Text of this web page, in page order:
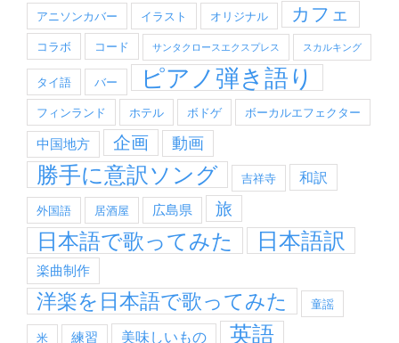
アニソンカバー
イラスト オリジナル カフェ
コラボ コード サンタクロースエクスプレス スカルキング
タイ語 バー ピアノ弾き語り
フィンランド ホテル ボドゲ ボーカルエフェクター
中国地方 企画 動画
勝手に意訳ソング 吉祥寺 和訳
外国語 居酒屋 広島県 旅
日本語で歌ってみた 日本語訳
楽曲制作
洋楽を日本語で歌ってみた 童謡
米 練習 美味しいもの 英語